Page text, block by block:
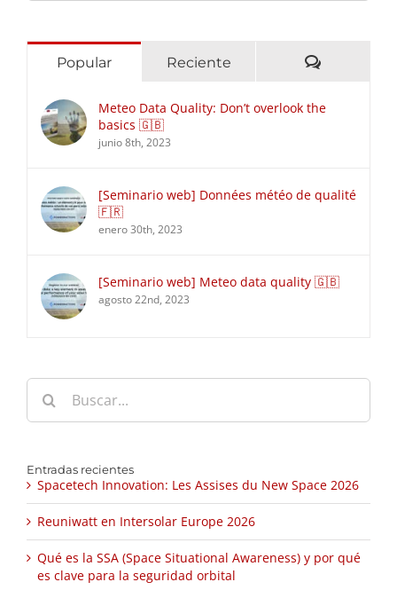
Popular Reciente
Meteo Data Quality: Don’t overlook the
basics 🇬🇧
junio 8th, 2023
[Seminario web] Données météo de qualité
🇫🇷
enero 30th, 2023
[Seminario web] Meteo data quality 🇬🇧
agosto 22nd, 2023
Buscar:
Entradas recientes
Spacetech Innovation: Les Assises du New Space 2026
Reuniwatt en Intersolar Europe 2026
Qué es la SSA (Space Situational Awareness) y por qué
es clave para la seguridad orbital